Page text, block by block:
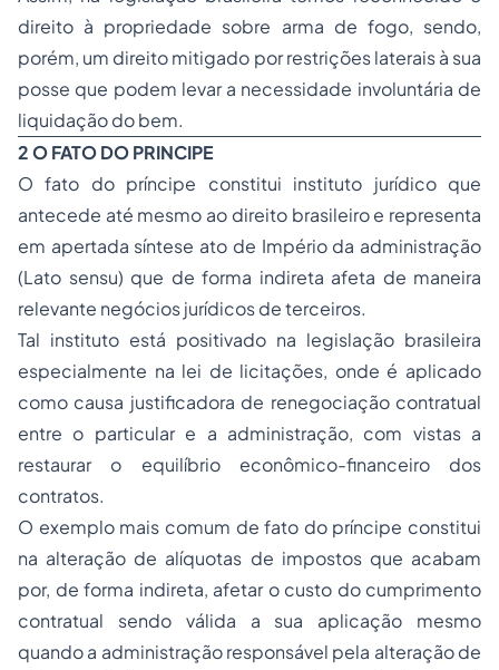
direito à propriedade sobre arma de fogo, sendo,
porém, um direito mitigado por restrições laterais à sua
posse que podem levar a necessidade involuntária de
liquidação do bem.
2 O FATO DO PRINCIPE
O fato do príncipe constitui instituto jurídico que
antecede até mesmo ao direito brasileiro e representa
em apertada síntese ato de Império da administração
(Lato sensu) que de forma indireta afeta de maneira
relevante negócios jurídicos de terceiros.
Tal instituto está positivado na legislação brasileira
especialmente na lei de licitações, onde é aplicado
como causa justificadora de renegociação contratual
entre o particular e a administração, com vistas a
restaurar o equilíbrio econômico-financeiro dos
contratos.
O exemplo mais comum de fato do príncipe constitui
na alteração de alíquotas de impostos que acabam
por, de forma indireta, afetar o custo do cumprimento
contratual sendo válida a sua aplicação mesmo
quando a administração responsável pela alteração de